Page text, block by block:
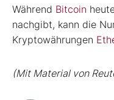
Während Bitcoin
nachgibt, kann die
Kryptowährungen
(Mit Material von